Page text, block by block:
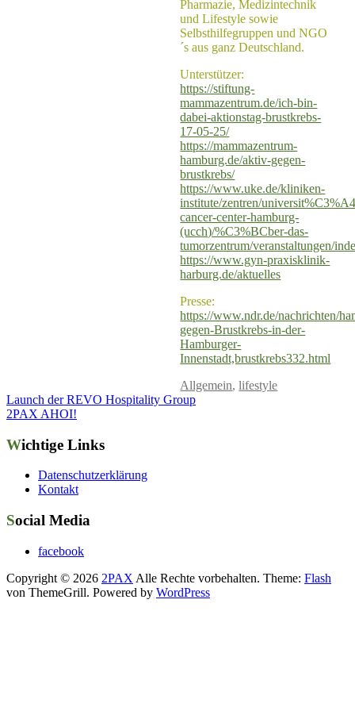
Pharmazie, Medizintechnik
und Lifestyle sowie
Selbsthilfegruppen und NGO
´s aus ganz Deutschland.
Unterstützer:
https://stiftung-
mammazentrum.de/ich-bin-
dabei-aktionstag-brustkrebs-
17-05-25/
https://mammazentrum-
hamburg.de/aktiv-gegen-
brustkrebs/
https://www.uke.de/kliniken-
institute/zentren/
cancer-center-hamburg-
(ucch)/%C3%BCber-das-
tumorzentrum/veranstaltungen/
https://www.gyn-praxisklinik-
harburg.de/aktuelles
Presse:
https://www.ndr.de/nachrichten/
gegen-Brustkrebs-in-der-
Hamburger-
Innenstadt,brustkrebs332.html
Allgemein,lifestyle
Launch der REVO Hospitality Group
2PAX AHOI!
Wichtige Links
Datenschutzerklärung
Kontakt
Social Media
facebook
Copyright © 2026 2PAX Alle Rechte vorbehalten. Theme: Flash
von ThemeGrill. Powered by WordPress